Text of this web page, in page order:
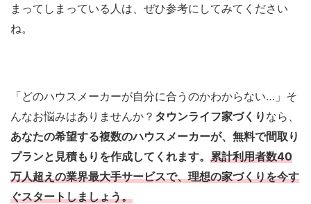
まってしまっている人は、ぜひ参考にしてみてください
ね。
「どのハウスメーカーが自分に合うのかわからない…」そ
んなお悩みはありませんか？ タウンライフ家づくり なら、
あなたの希望する複数のハウスメーカーが、無料で間取り
プランと見積もりを作成してくれます。 累計利用者数40
万人超えの業界最大手サービスで、理想の家づくりを今す
ぐスタートしましょう。